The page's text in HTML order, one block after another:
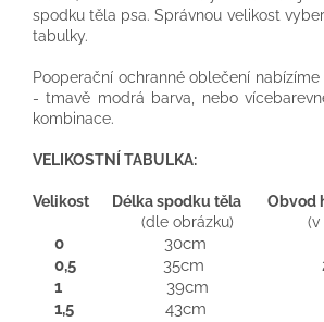
spodku těla psa. Správnou velikost
tabulky.
Pooperační ochranné oblečení
- tmavě modrá barva, nebo
kombinace.
VELIKOSTNÍ TABULKA:
Velikost Délka spodku těla Obvod
(dle obrázku) (v
0 30cm 27-
0,5
35cm 29-
1
39cm 30-
1,5
43cm 34-